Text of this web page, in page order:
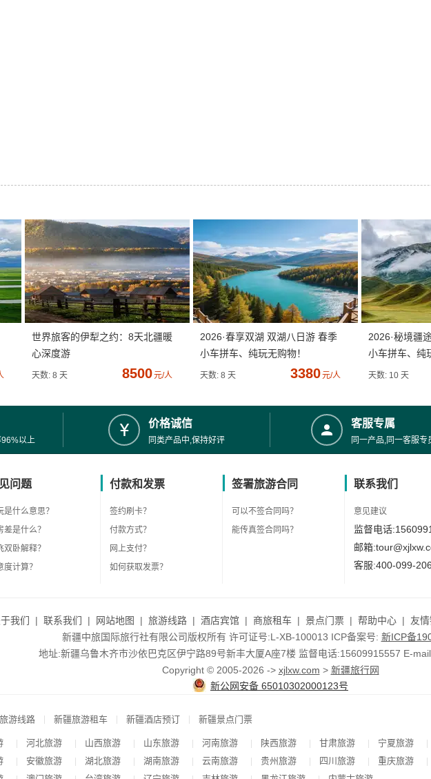
世界旅客的伊犁之约：8天北疆暖
心深度游
天数: 8 天 8500元/人
2026·春享双湖 双湖八日游 春季
小车拼车、纯玩无购物！
天数: 8 天 3380元/人
2026·秘境疆
小车拼车、纯
天数: 10 天
以上
价格诚信
同类产品中,保持好评
客服专属
同一产品,同一客服专
问题
是什么意思？
差是什么？
双卧解释？
度计算？
付款和发票
签约刷卡？
付款方式？
网上支付？
如何获取发票？
签署旅游合同
可以不签合同吗？
能传真签合同吗？
联系我们
意见建议
监督电话
邮箱
客服:400-099-
我们 | 联系我们 | 网站地图 | 旅游线路 | 酒店宾馆 | 商旅租车 | 景点门票 | 帮助中心 | 友
新疆中旅国际旅行社有限公司版权所有 许可证号:L-XB-100013 ICP备案号: 新ICP备
地址:新疆乌鲁木齐市沙依巴克区伊宁路89号新丰大厦A座7楼 监督电话:15609915557 E-
Copyright © 2005-2026 -> xjlxw.com > 新疆旅行网
新公网安备 65010302000123号
游线路 | 新疆旅游租车 | 新疆酒店预订 | 新疆景点门票
| 河北旅游 | 山西旅游 | 山东旅游 | 河南旅游 | 陕西旅游 | 甘肃旅游 | 宁夏旅游 |
| 安徽旅游 | 湖北旅游 | 湖南旅游 | 云南旅游 | 贵州旅游 | 四川旅游 | 重庆旅游 |